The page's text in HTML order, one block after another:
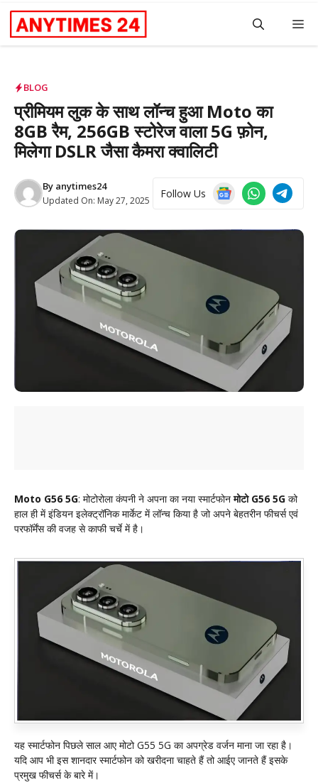
Skip
content
BLOG
प्रीमियम लुक के साथ लॉन्च हुआ Moto का
8GB रैम, 256GB स्टोरेज वाला 5G फ़ोन,
मिलेगा DSLR जैसा कैमरा क्वालिटी
By anytimes24
Updated On: May 27, 2025
Follow Us
Moto G56 5G: मोटोरोला कंपनी ने अपना का नया स्मार्टफोनमोटो G56 5G को
हाल ही में इंडियन इलेक्ट्रॉनिक मार्केट में लॉन्च किया है जो अपने बेहतरीन फीचर्स एवं
परफॉर्मेंस की वजह से काफी चर्चे में है।
यह स्मार्टफोन पिछले साल आए मोटो G55 5G का अपग्रेड वर्जन माना जा रहा है।
यदि आप भी इस शानदार स्मार्टफोन को खरीदना चाहते हैं तो आईए जानते हैं इसके
प्रमुख फीचर्स के बारे में।